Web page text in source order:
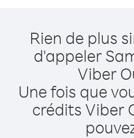
Rien de plus
d'appeler
Viber
Une fois que
crédits Viber